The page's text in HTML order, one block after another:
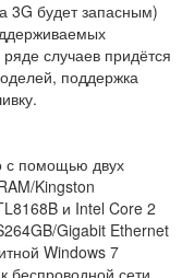
3G будет запасным)
случаев придётся
поддержка
с помощью двух
Kingston
и Intel Core 2
Gigabit Ethernet
Windows 7
беспроводной сети